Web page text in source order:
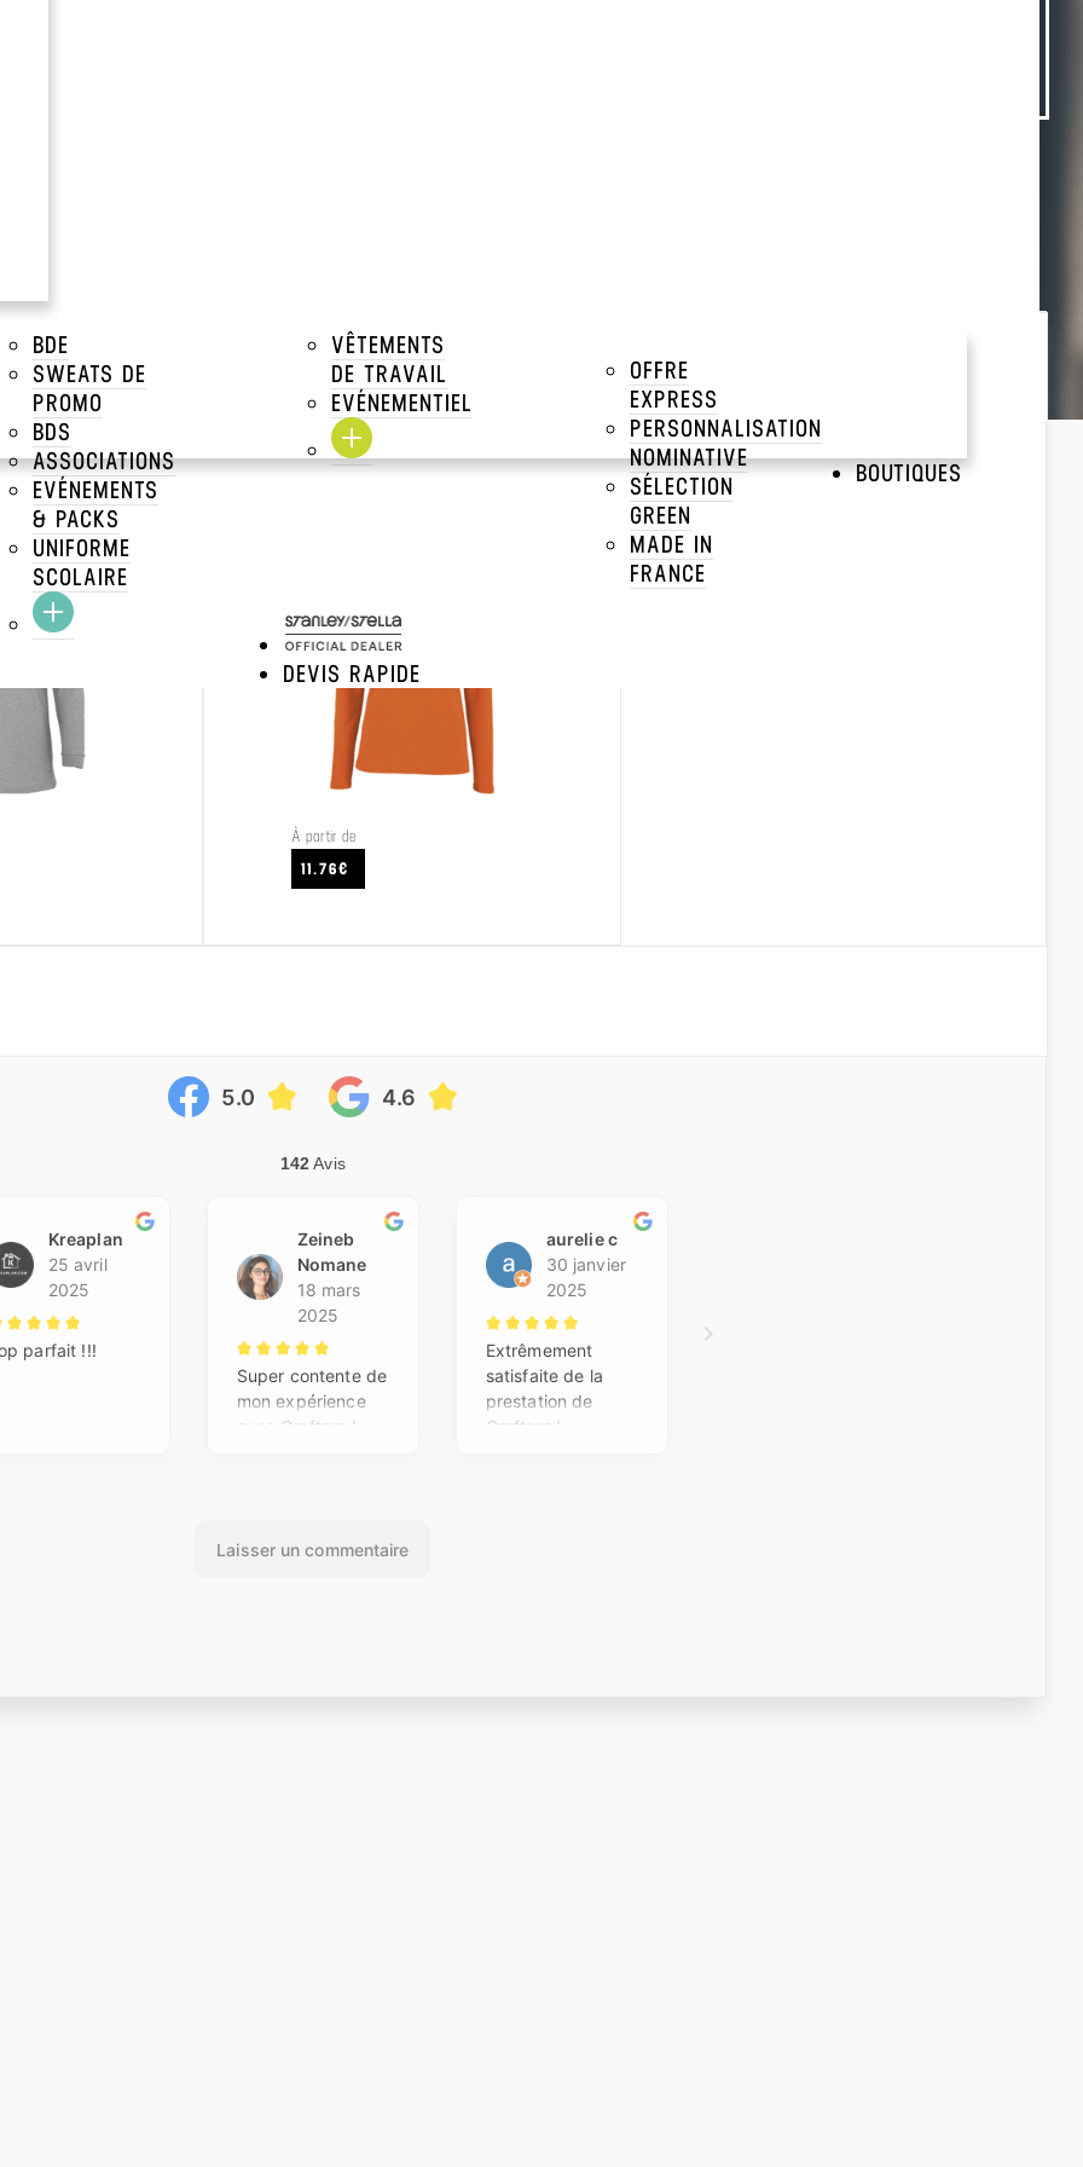
BDE
SWEATS DE
PROMO
BDS
ASSOCIATIONS
EVÉNEMENTS
& PACKS
UNIFORME
SCOLAIRE
VÊTEMENTS
DE TRAVAIL
EVÉNEMENTIEL
OFFRE
EXPRESS
PERSONNALISATION
NOMINATIVE
SÉLECTION
GREEN
MADE IN
FRANCE
BOUTIQUES
DEVIS RAPIDE
de polos à manche longues publicitaires, que nous personnalisons dans nos ateliers lyonnais.
MANCHES LONGUES POLOS MANCHES LONGUES PUBLICITAIRES
Prix croissant
II
VOIR LE PRODUIT
À partir de
11.76€